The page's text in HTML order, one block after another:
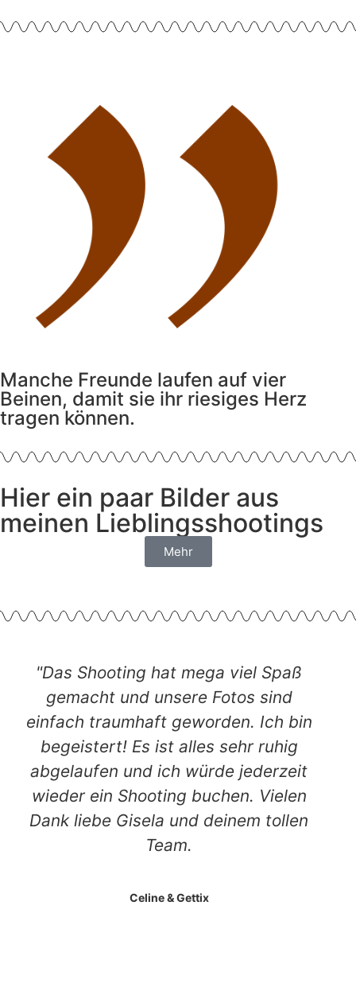
Manche Freunde laufen auf vier
Beinen, damit sie ihr riesiges Herz
tragen können.
Hier ein paar Bilder aus
meinen Lieblingsshootings
Mehr
"Das Shooting hat mega viel Spaß
gemacht und unsere Fotos sind
einfach traumhaft geworden. Ich bin
begeistert! Es ist alles sehr ruhig
abgelaufen und ich würde jederzeit
wieder ein Shooting buchen. Vielen
Dank liebe Gisela und deinem tollen
Team.
Celine & Gettix